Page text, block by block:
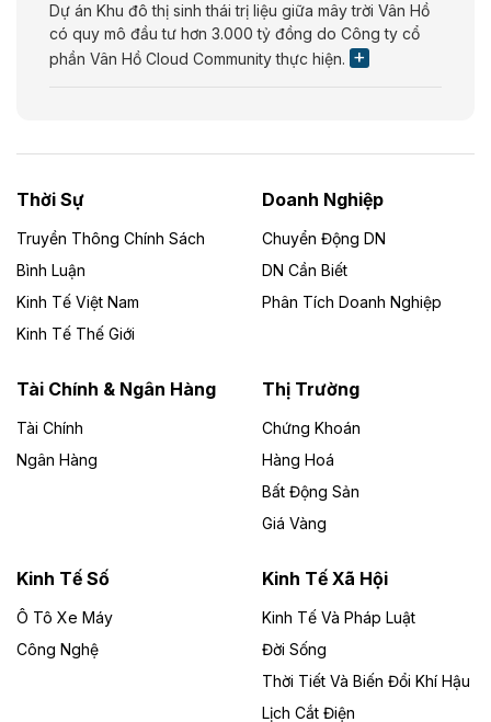
Dự án Khu đô thị sinh thái trị liệu giữa mây trời Vân Hồ
có quy mô đầu tư hơn 3.000 tỷ đồng do Công ty cổ
phần Vân Hồ Cloud Community thực hiện.
Dự án Nhà máy xử lý rác và phát điện Bắc Giang do
Công ty TNHH Năng lượng môi trường Bắc Giang làm
Theo vietnamfinance.vn
Đức Long Gia Lai mở rộng ‘hệ sinh thái’
Lai
Bốn doanh nghiệp có sự góp vốn của Công ty Cổ
phần Tập đoàn Đức Long Gia Lai (HoSE: DLG) được
Gia Lai với tổng vốn hơn 4.750 tỷ đồng.
Đồng Nai cho thuê gần 59 ha đất làm khu
công nghiệp ở Long Thành
UBND TP Đồng Nai cho Công ty Amata thuê gần 59 ha
đất để đầu tư khu công nghiệp công nghệ cao Long
Thời Sự
Truyền Thông Chính Sách
Bình Luận
Kinh Tế Việt Nam
Kinh Tế Thế Giới
Doanh Nghiệp
Chuyển Động DN
DN Cần Biết
Phân Tích Doanh Nghiệp
Tài Chính & Ngân Hàng
Tài Chính
Ngân Hàng
Thị Trường
Chứng Khoán
Hàng Hoá
Bất Động Sản
Giá Vàng
Kinh Tế Số
Ô Tô Xe Máy
Công Nghệ
Kinh Tế Xã Hội
Kinh Tế Và Pháp Luật
Đời Sống
Thời Tiết Và Biến Đổi Khí Hậu
Lịch Cắt Điện